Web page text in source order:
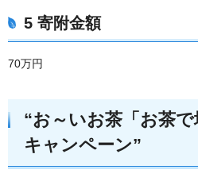
5 寄附金額
70万円
“お～いお茶「お茶で
キャンペーン”